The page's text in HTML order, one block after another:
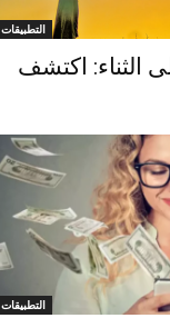
التطبيقات
الثناء: اكتشف
التطبيقات